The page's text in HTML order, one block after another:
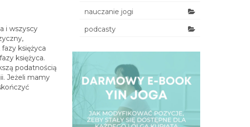
i wszyscy
księżyca
księżyca.
podatnością
Jeżeli mamy
nauczanie jogi
podcasty